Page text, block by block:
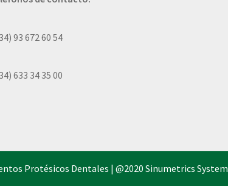
93 672 60 54
633 34 35 00
Protésicos Dentales | @2020 Sinumetrics